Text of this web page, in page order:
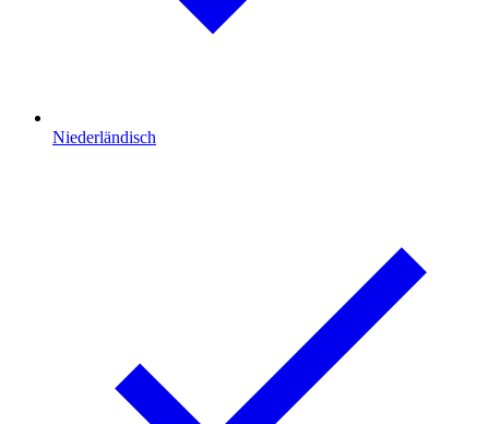
Niederländisch